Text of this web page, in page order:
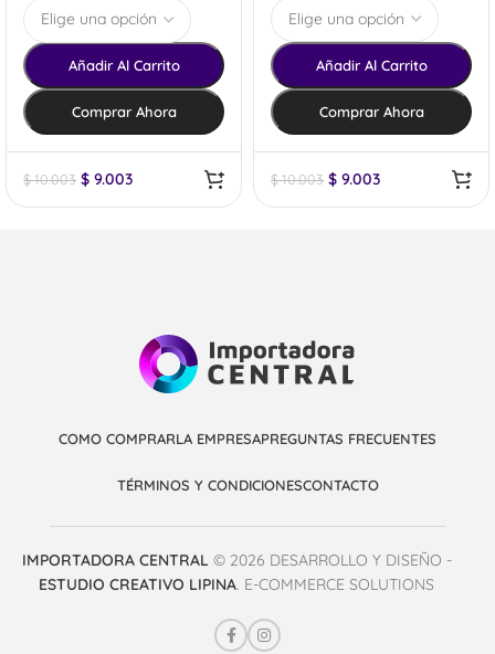
Añadir Al Carrito
Comprar Ahora
$10.003 $ 9.003
Añadir Al Carrito
Comprar Ahora
$10.003 $ 9.003
COMO COMPRARLA EMPRESAPREGUNTAS FRECUENTES
TÉRMINOS Y CONDICIONESCONTACTO
IMPORTADORA CENTRAL © 2026 DESARROLLO Y DISEÑO -
ESTUDIO CREATIVO LIPINA. E-COMMERCE SOLUTIONS